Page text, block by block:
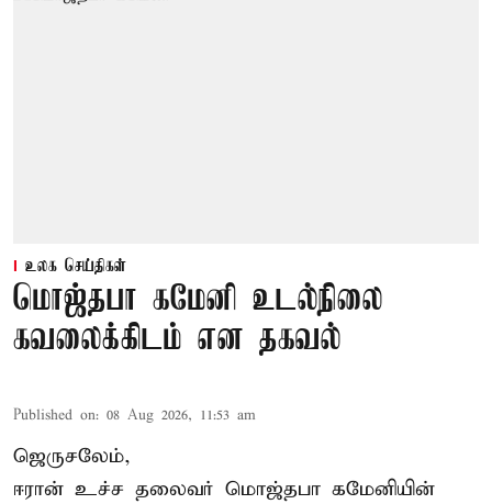
உலக செய்திகள்
மொஜ்தபா கமேனி உடல்நிலை
கவலைக்கிடம் என தகவல்
Published on: 08 Aug 2026, 11:53 am
ஜெருசலேம்,
ஈரான் உச்ச தலைவர் மொஜ்தபா கமேனியின்